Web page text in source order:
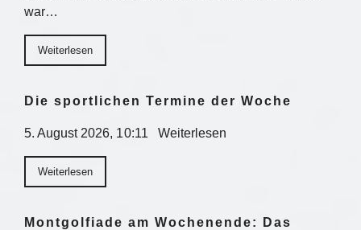
war…
Weiterlesen
Die sportlichen Termine der Woche
5. August 2026, 10:11 Weiterlesen
Weiterlesen
Montgolfiade am Wochenende: Das